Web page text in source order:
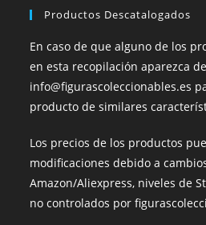
Productos Descatalogados
En caso de que alguno de los
en esta recopilación aparezca
info@figurascoleccionables.es
producto de similares
Los precios de los productos
modificaciones debido a
Amazon/Aliexpress, niveles de
no controlados por